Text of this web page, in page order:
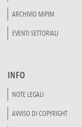
ARCHIVIO MIPIM
EVENTI SETTORIALI
INFO
NOTE LEGALI
AVVISO DI COPYRIGHT